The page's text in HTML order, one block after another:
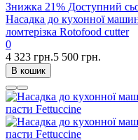
Знижка 21% Доступний
Насадка до кухонної
ломтерізка Rotofood cutter
0
4 323 грн.5 500 грн.
В кошик